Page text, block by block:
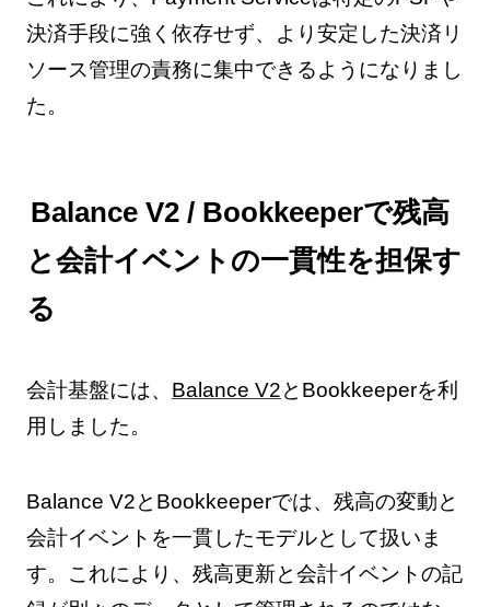
決済手段に強く依存せず、より安定した決済リ
ソース管理の責務に集中できるようになりまし
た。
Balance V2 / Bookkeeperで残高
と会計イベントの一貫性を担保す
る
会計基盤には、 Balance V2とBookkeeperを利
用しました。
Balance V2とBookkeeperでは、残高の変動と
会計イベントを一貫したモデルとして扱いま
す。これにより、残高更新と会計イベントの記